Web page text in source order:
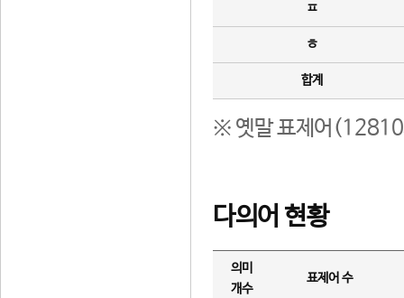
ㅍ
ㅎ
합계
※ 옛말 표제어(12810
다의어 현황
의미
개수
표제어 수